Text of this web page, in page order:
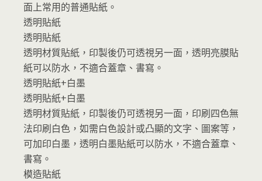
面上常用的普通貼紙。
透明貼紙
透明貼紙
透明材質貼紙，印製後仍可透視另一面，透明亮膜貼
紙可以防水，不適合蓋章、書寫。
透明貼紙+白墨
透明貼紙+白墨
透明材質貼紙，印製後仍可透視另一面，印刷四色無
法印刷白色，如需白色設計或凸顯的文字、圖案等，
可加印白墨，透明白墨貼紙可以防水，不適合蓋章、
書寫。
模造貼紙